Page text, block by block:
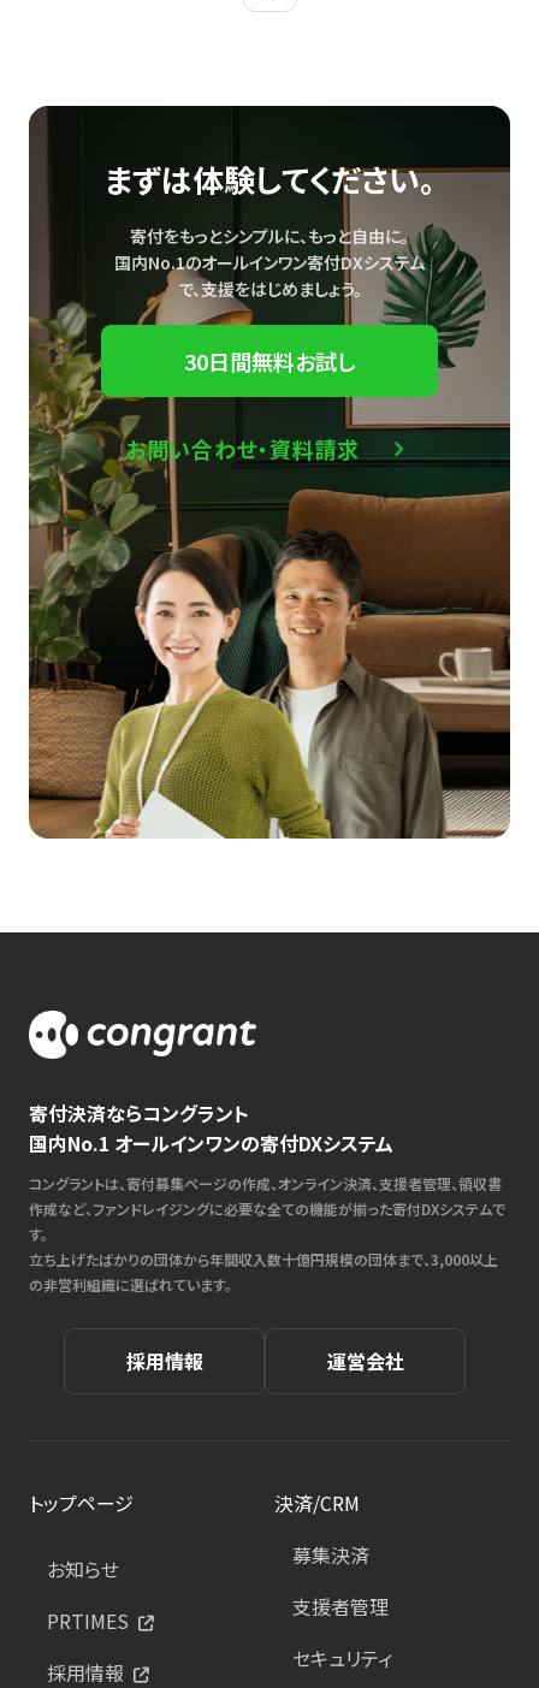
まずは体験してください。
寄付をもっとシンプルに、もっと自由に。
国内No.1のオールインワン寄付DXシステム
で、支援をはじめましょう。
30日間無料お試し
お問い合わせ・資料請求
寄付決済ならコングラント
国内No.1 オールインワンの寄付DXシステム
コングラントは、寄付募集ページの作成、オンライン決済、支援者管理、領収書
作成など、ファンドレイジングに必要な全ての機能が揃った寄付DXシステムで
す。
立ち上げたばかりの団体から年間収入数十億円規模の団体まで、3,000以上
の非営利組織に選ばれています。
採用情報 運営会社
トップページ
お知らせ
PRTIMES
採用情報
決済/CRM
募集決済
支援者管理
セキュリティ